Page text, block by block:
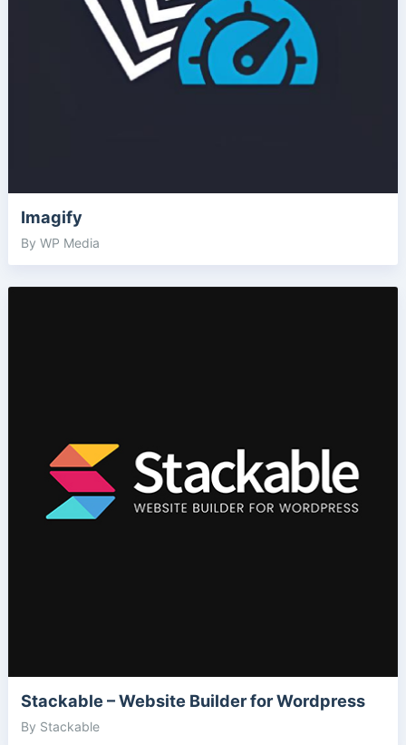
Imagify
By WP Media
Stackable – Website Builder for Wordpress
By Stackable